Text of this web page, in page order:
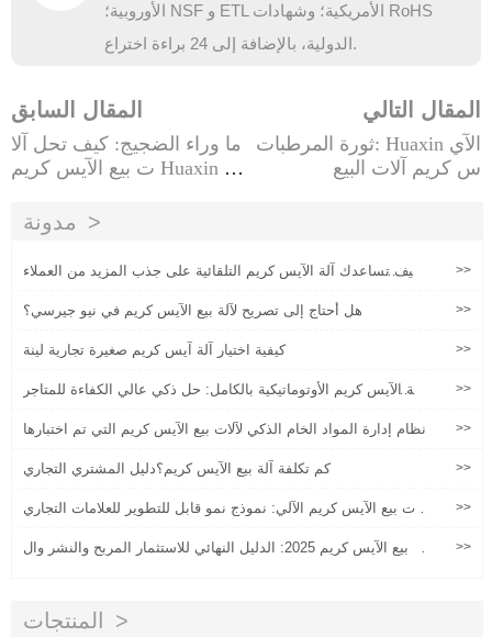
الأوروبية؛ NSF و ETL الأمريكية؛ وشهادات RoHS
الدولية، بالإضافة إلى 24 براءة اختراع.
المقال السابق
ما وراء الضجيج: كيف تحل آلا
ت بيع الآيس كريم Huaxin أكب
المقال التالي
ثورة المرطبات: Huaxin الآي
س كريم آلات البيع
مدونة
كيف تساعدك آلة الآيس كريم التلقائية على جذب المزيد من العملاء
>>
هل أحتاج إلى تصريح لآلة بيع الآيس كريم في نيو جيرسي؟ >>
كيفية اختيار آلة آيس كريم صغيرة تجارية لينة >>
آلة الآيس كريم الأوتوماتيكية بالكامل: حل ذكي عالي الكفاءة للمتاجر
>>
نظام إدارة المواد الخام الذكي لآلات بيع الآيس كريم التي تم اختبارها >>
كم تكلفة آلة بيع الآيس كريم؟دليل المشتري التجاري >>
آلات بيع الآيس كريم الآلي: نموذج نمو قابل للتطوير للعلامات التجاري
>>
آلة بيع الآيس كريم 2025: الدليل النهائي للاستثمار المربح والنشر وال
>>
المنتجات